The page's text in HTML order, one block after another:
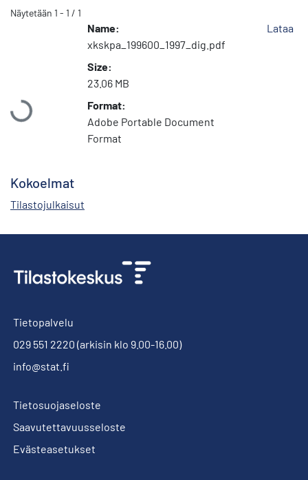
Näytetään 1 - 1 / 1
Ladataan...
Name:
xkskpa_199600_1997_dig.pdf
Size:
23.06 MB
Format:
Adobe Portable Document
Format
Lataa
Kokoelmat
Tilastojulkaisut
Tietopalvelu
029 551 2220 (arkisin klo 9.00-16.00)
info@stat.fi
Tietosuojaseloste
Saavutettavuusseloste
Evästeasetukset